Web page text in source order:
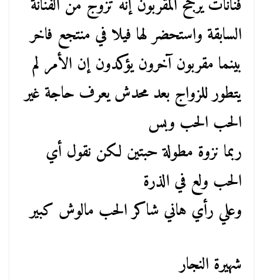
فنانات يرجح المقربون إنه تزوج من الفنانة
السابقة واستحضر لها فيلا في منتجع فاخر
بينما مقربون آخرون يؤكدون إن الأمر لم
يتطور للزواج بعد محدش يعرف حاجة غير
الحب الحب وبس
ربما نزوة مطولة حبتين لكن نقول أي
الحب ولع في الذرة
وعلي رأي هاني شاكر الحب مالوش كبير
شهيرة النجار